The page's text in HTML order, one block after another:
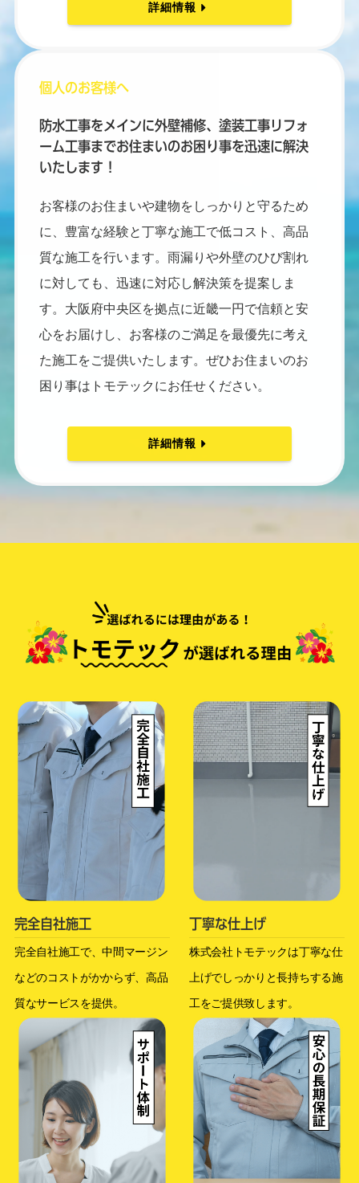
詳細情報
個人のお客様へ
防水工事をメインに外壁補修、塗装工事リフォ
ーム工事までお住まいのお困り事を迅速に解決
いたします !
お客様のお住まいや建物をしっかりと守るため
に、豊富な経験と丁寧な施工で低コスト、高品
質な施工を行います。雨漏りや外壁のひび割れ
に対しても、迅速に対応し解決策を提案しま
す。大阪府中央区を拠点に近畿一円で信頼と安
心をお届けし、お客様のご満足を最優先に考え
た施工をご提供いたします。ぜひお住まいのお
困り事はトモテックにお任せください。
詳細情報
完全自社施工
完全自社施工で、中間マージン
などのコストがかからず、高品
質なサービスを提供。
丁寧な仕上げ
株式会社トモテックは丁寧な仕
上げでしっかりと長持ちする施
工をご提供致します。